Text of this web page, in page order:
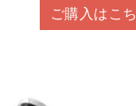
ご購入はこ